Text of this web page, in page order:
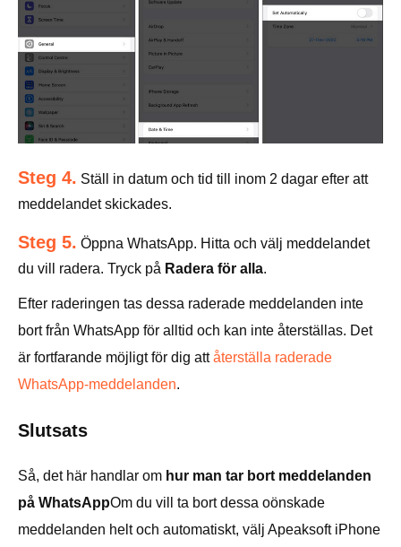
Steg 4. Ställ in datum och tid till inom 2 dagar efter att
meddelandet skickades.
Steg 5. Öppna WhatsApp. Hitta och välj meddelandet
du vill radera. Tryck på Radera för alla.
Efter raderingen tas dessa raderade meddelanden inte
bort från WhatsApp för alltid och kan inte återställas. Det
är fortfarande möjligt för dig attåterställa raderade
WhatsApp-meddelanden.
Slutsats
Så, det här handlar om hur man tar bort meddelanden
på WhatsAppOm du vill ta bort dessa oönskade
meddelanden helt och automatiskt, välj Apeaksoft iPhone